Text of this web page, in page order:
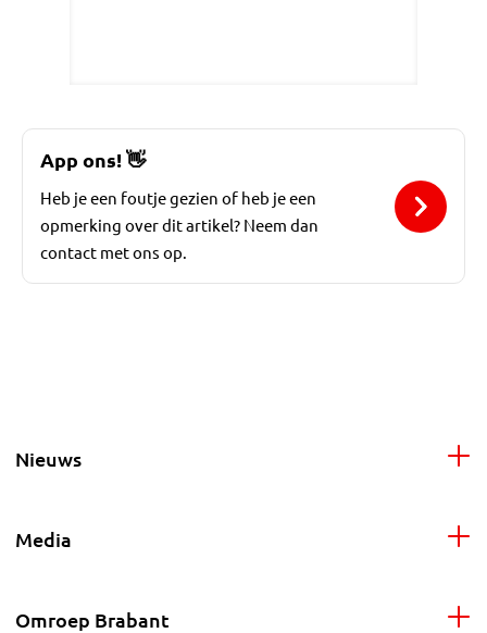
App ons!👋
Heb je een foutje gezien of heb je een
opmerking over dit artikel? Neem dan
contact met ons op.
Nieuws
Media
Omroep Brabant